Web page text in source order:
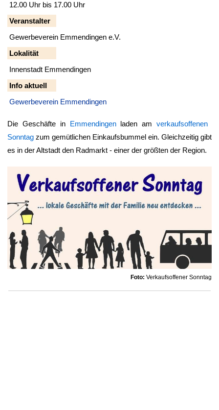
12.00 Uhr bis 17.00 Uhr
Veranstalter
Gewerbeverein Emmendingen e.V.
Lokalität
Innenstadt Emmendingen
Info aktuell
Gewerbeverein Emmendingen
Die Geschäfte in Emmendingenladen am verkaufsoffenen
Sonntag zum gemütlichen Einkaufsbummel ein. Gleichzeitig gibt
es in der Altstadt den Radmarkt - einer der größten der Region.
Foto: Verkaufsoffener Sonntag